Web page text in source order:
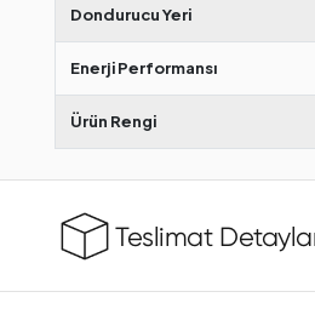
Dondurucu Yeri
Enerji Performansı
Ürün Rengi
Teslimat